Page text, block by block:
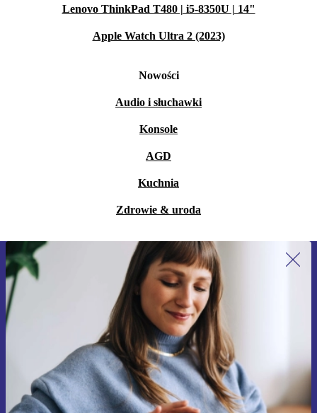
Lenovo ThinkPad T480 | i5-8350U | 14"
Apple Watch Ultra 2 (2023)
Nowości
Audio i słuchawki
Konsole
AGD
Kuchnia
Zdrowie & uroda
Zapisz się na nasz newsletter!
Nie przegap żadnej oferty.
Zarejestruj się
Informacje na temat używania danych osobowych znajdują się w